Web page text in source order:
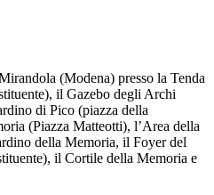
(Modena) presso la Tenda
il Gazebo degli Archi
di Pico (piazza della
(Piazza Matteotti), l’Area della
della Memoria, il Foyer del
il Cortile della Memoria e